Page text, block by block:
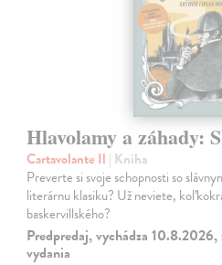
Hlavolamy a záhady:
Cartavolante Il | Kniha
Preverte si svoje schopnosti so
literárnu klasiku? Už neviete,
baskervillského?
Predpredaj, vychádza 10.8.2026,
vydania